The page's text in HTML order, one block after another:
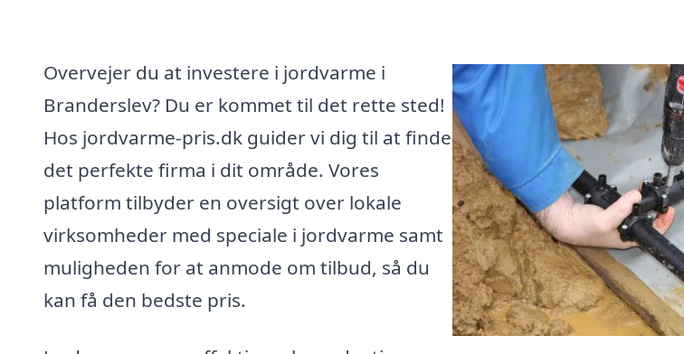
Overvejer du at investere i jordvarme i
Branderslev? Du er kommet til det rette sted!
Hos jordvarme-pris.dk guider vi dig til at finde
det perfekte firma i dit område. Vores
platform tilbyder en oversigt over lokale
virksomheder med speciale i jordvarme samt
muligheden for at anmode om tilbud, så du
kan få den bedste pris.